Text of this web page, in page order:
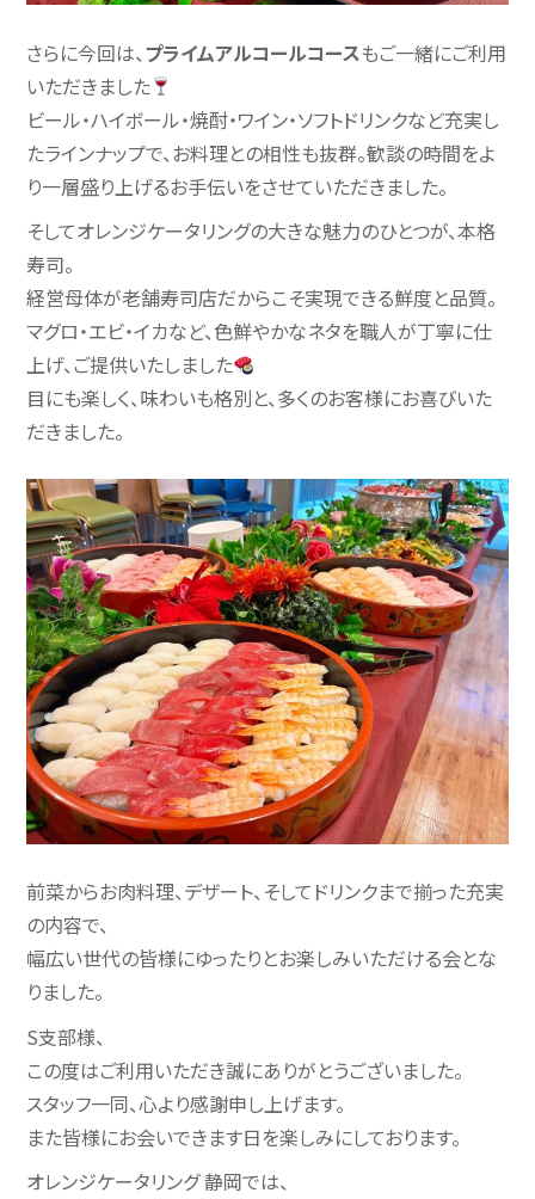
さらに今回は、プライムアルコールコースもご一緒にご利用
いただきました
ビール・ハイボール・焼酎・ワイン・ソフトドリンクなど充実し
たラインナップで、お料理との相性も抜群。歓談の時間をよ
り一層盛り上げるお手伝いをさせていただきました。
そしてオレンジケータリングの大きな魅力のひとつが、本格
寿司。
経営母体が老舗寿司店だからこそ実現できる鮮度と品質。
マグロ・エビ・イカなど、色鮮やかなネタを職人が丁寧に仕
上げ、ご提供いたしました
目にも楽しく、味わいも格別と、多くのお客様にお喜びいた
だきました。
前菜からお肉料理、デザート、そしてドリンクまで揃った充実
の内容で、
幅広い世代の皆様にゆったりとお楽しみいただける会とな
りました。
S支部様、
この度はご利用いただき誠にありがとうございました。
スタッフ一同、心より感謝申し上げます。
また皆様にお会いできます日を楽しみにしております。
オレンジケータリング 静岡では、